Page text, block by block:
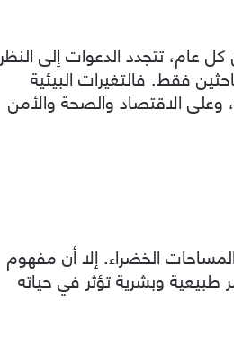
عام، تتجدد الدعوات إلى النظر
فقط. فالتغيرات البيئية
وعلى الاقتصاد والصحة والأمن
الخضراء. إلا أن مفهوم
وبشرية تؤثر في حياته